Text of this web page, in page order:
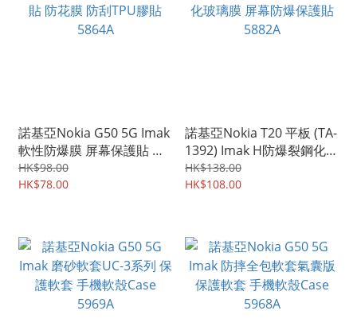
諾基亞Nokia G50 5G Imak
軟性防爆膜 屏幕保護貼 防
花膜 防刮TPU膠貼 5864A
HK$98.00
HK$78.00
諾基亞Nokia T20 平板 (TA-
1392) Imak H防爆裂鋼化玻
璃膜 屏幕防爆保護貼
5882A
HK$138.00
HK$108.00